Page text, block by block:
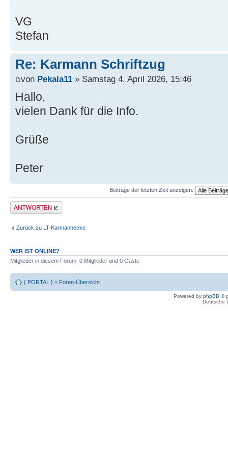
VG
Stefan
Re: Karmann Schriftzug
von Pekala11 » Samstag 4. April 2026, 15:46
Hallo,
vielen Dank für die Info.
Grüße
Peter
Beiträge der letzten Zeit anzeigen:
Antwort erstellen
Zurück zu LT-Karmannecke
WER IST ONLINE?
Mitglieder in diesem Forum: 0 Mitglieder und 0 Gäste
{ PORTAL } » Foren-Übersicht
Powered by phpBB ©
Deutsche